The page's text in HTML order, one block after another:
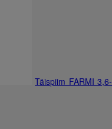
Täispiim FARMI 3,6-